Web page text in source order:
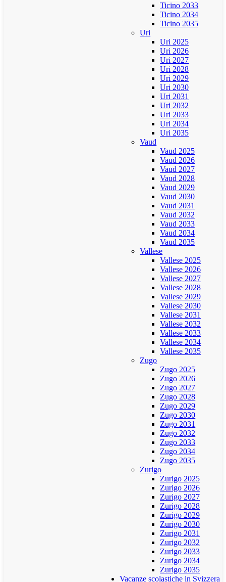
Ticino 2033
Ticino 2034
Ticino 2035
Uri
Uri 2025
Uri 2026
Uri 2027
Uri 2028
Uri 2029
Uri 2030
Uri 2031
Uri 2032
Uri 2033
Uri 2034
Uri 2035
Vaud
Vaud 2025
Vaud 2026
Vaud 2027
Vaud 2028
Vaud 2029
Vaud 2030
Vaud 2031
Vaud 2032
Vaud 2033
Vaud 2034
Vaud 2035
Vallese
Vallese 2025
Vallese 2026
Vallese 2027
Vallese 2028
Vallese 2029
Vallese 2030
Vallese 2031
Vallese 2032
Vallese 2033
Vallese 2034
Vallese 2035
Zugo
Zugo 2025
Zugo 2026
Zugo 2027
Zugo 2028
Zugo 2029
Zugo 2030
Zugo 2031
Zugo 2032
Zugo 2033
Zugo 2034
Zugo 2035
Zurigo
Zurigo 2025
Zurigo 2026
Zurigo 2027
Zurigo 2028
Zurigo 2029
Zurigo 2030
Zurigo 2031
Zurigo 2032
Zurigo 2033
Zurigo 2034
Zurigo 2035
Vacanze scolastiche in Svizzera